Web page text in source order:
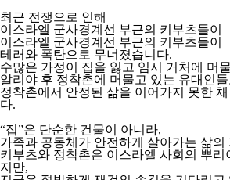
최근 전쟁으로 인해
이스라엘 군사경계선 부근의 키부츠들이
이스라엘 군사경계선 부근의 키부츠들이
테러와 폭탄으로 무너졌습니다.
수많은 가정이 집을 잃고 임시 거처에 머
알리야 후 정착촌에 머물고 있는 유대인들
정착촌에서 안정된 삶을 이어가지 못한
다.
“집”은 단순한 건물이 아니라,
가족과 공동체가 안전하게 살아가는 삶의
키부츠와 정착촌은 이스라엘 사회의 뿌
지만,